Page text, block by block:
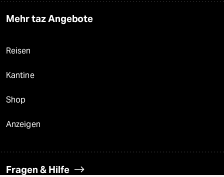
Mehr taz Angebote
Reisen
Kantine
Shop
Anzeigen
Fragen & Hilfe